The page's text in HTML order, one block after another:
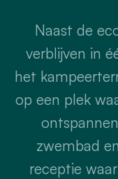
Naast de
verblijven in
het
op een plek
zwembad
receptie